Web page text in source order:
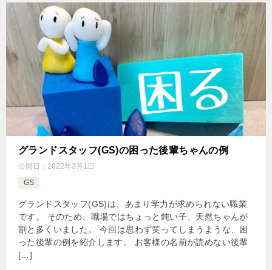
グランドスタッフ(GS)の困った後輩ちゃんの例
公開日： 2022年3月1日
GS
グランドスタッフ(GS)は、あまり学力が求められない職業
です。 そのため、職場ではちょっと鈍い子、天然ちゃんが
割と多くいました。 今回は思わず笑ってしまうような、困
った後輩の例を紹介します。 お客様の名前が読めない後輩
[…]